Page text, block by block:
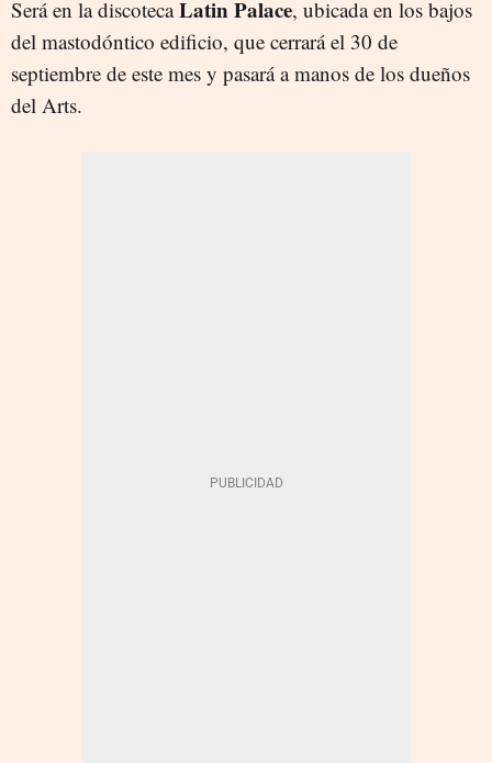
Será en la discotecaLatin Palace, ubicada en los bajos
del mastodóntico edificio, que cerrará el 30 de
septiembre de este mes y pasará a manos de los dueños
del Arts.